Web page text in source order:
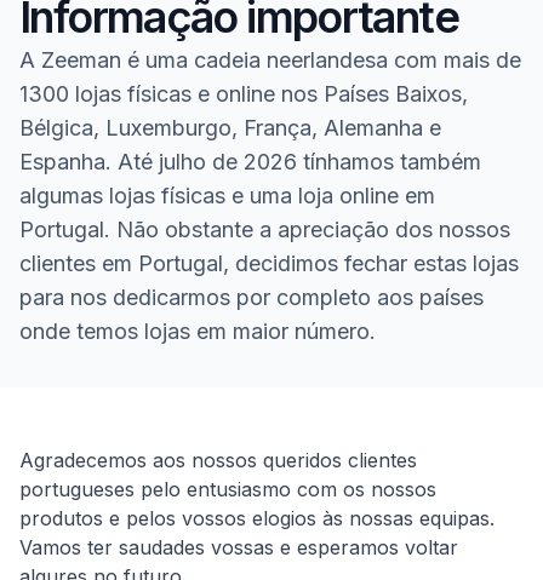
Informação importante
A Zeeman é uma cadeia neerlandesa com mais de
1300 lojas físicas e online nos Países Baixos,
Bélgica, Luxemburgo, França, Alemanha e
Espanha. Até julho de 2026 tínhamos também
algumas lojas físicas e uma loja online em
Portugal. Não obstante a apreciação dos nossos
clientes em Portugal, decidimos fechar estas lojas
para nos dedicarmos por completo aos países
onde temos lojas em maior número.
Homepage
Agradecemos aos nossos queridos clientes
portugueses pelo entusiasmo com os nossos
produtos e pelos vossos elogios às nossas equipas.
Vamos ter saudades vossas e esperamos voltar